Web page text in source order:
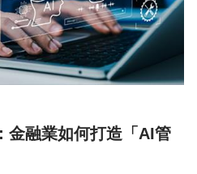
金融業如何打造「AI管